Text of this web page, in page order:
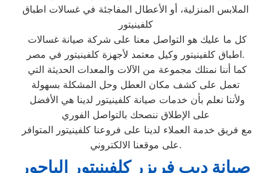
الملابس المنزلية، أو الأعطال المفاجئة في غسالات اطباق
كلفينيتور
اطباق كلفينيتور وكيل معتمد لأجهزة كلفينيتور في مصر.
تعمل على كشف مكان العطل وحل المشكلة بسهولة
على الإطلاق ننصحك بالتواصل الفوري
على موقعنا الالكتروني.
صيانة ديب فريزر كلفينيتور الباجور